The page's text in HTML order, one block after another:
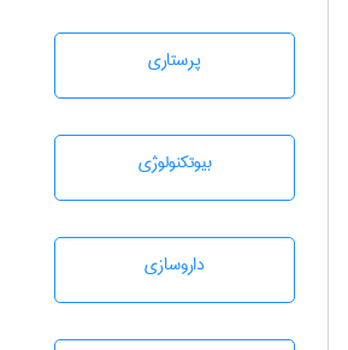
پرستاری
بيوتكنولوژی
داروسازی